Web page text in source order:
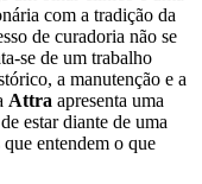
com a tradição da
de curadoria não se
se de um trabalho
a manutenção e a
Attra apresenta uma
estar diante de uma
entendem o que